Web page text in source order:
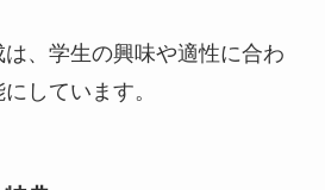
、学生の興味や適性に合わ
しています。